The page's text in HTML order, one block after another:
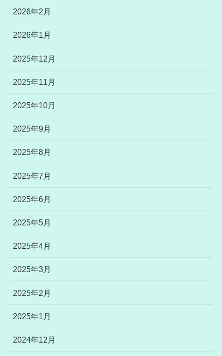
2026年2月
2026年1月
2025年12月
2025年11月
2025年10月
2025年9月
2025年8月
2025年7月
2025年6月
2025年5月
2025年4月
2025年3月
2025年2月
2025年1月
2024年12月